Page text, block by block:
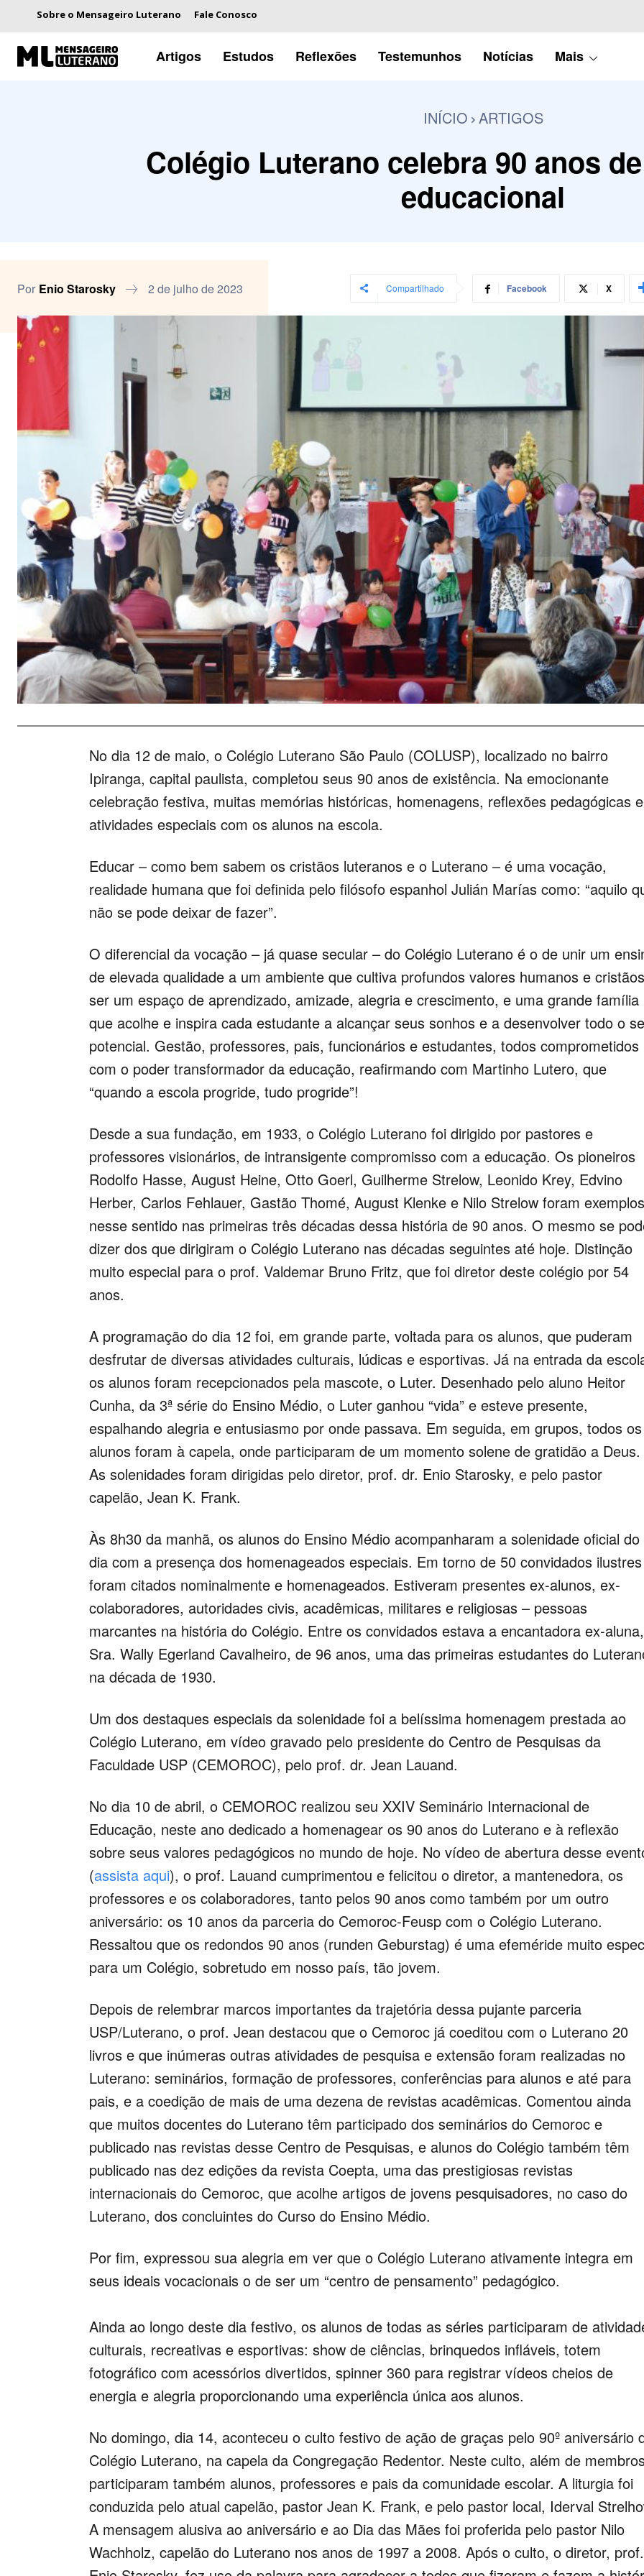
Sobre o Mensageiro Luterano Fale Conosco
Artigos Estudos Reflexões Testemunhos Notícias Mais
INÍCIO ARTIGOS
Colégio Luterano celebra 90 anos
educacional
Por Enio Starosky 2 de julho de 2023 Compartilhado Facebook X
No dia 12 de maio, o Colégio Luterano São Paulo (COLUSP), localizado no bairro
Ipiranga, capital paulista, completou seus 90 anos de existência. Na emocionante
celebração festiva, muitas memórias históricas, homenagens, reflexões pedagógicas e
atividades especiais com os alunos na escola.
Educar – como bem sabem os cristãos luteranos e o Luterano – é uma vocação,
realidade humana que foi definida pelo filósofo espanhol Julián Marías como: “aquilo
não se pode deixar de fazer”.
O diferencial da vocação – já quase secular – do Colégio Luterano é o de unir um
de elevada qualidade a um ambiente que cultiva profundos valores humanos e
ser um espaço de aprendizado, amizade, alegria e crescimento, e uma grande família
que acolhe e inspira cada estudante a alcançar seus sonhos e a desenvolver todo o
potencial. Gestão, professores, pais, funcionários e estudantes, todos comprometidos
com o poder transformador da educação, reafirmando com Martinho Lutero, que
“quando a escola progride, tudo progride”!
Desde a sua fundação, em 1933, o Colégio Luterano foi dirigido por pastores e
professores visionários, de intransigente compromisso com a educação. Os pioneiros
Rodolfo Hasse, August Heine, Otto Goerl, Guilherme Strelow, Leonido Krey, Edvino
Herber, Carlos Fehlauer, Gastão Thomé, August Klenke e Nilo Strelow foram exemplos
nesse sentido nas primeiras três décadas dessa história de 90 anos. O mesmo se
dizer dos que dirigiram o Colégio Luterano nas décadas seguintes até hoje. Distinção
muito especial para o prof. Valdemar Bruno Fritz, que foi diretor deste colégio por 54
anos.
A programação do dia 12 foi, em grande parte, voltada para os alunos, que puderam
desfrutar de diversas atividades culturais, lúdicas e esportivas. Já na entrada da
os alunos foram recepcionados pela mascote, o Luter. Desenhado pelo aluno Heitor
Cunha, da 3ª série do Ensino Médio, o Luter ganhou “vida” e esteve presente,
espalhando alegria e entusiasmo por onde passava. Em seguida, em grupos, todos os
alunos foram à capela, onde participaram de um momento solene de gratidão a Deus.
As solenidades foram dirigidas pelo diretor, prof. dr. Enio Starosky, e pelo pastor
capelão, Jean K. Frank.
Às 8h30 da manhã, os alunos do Ensino Médio acompanharam a solenidade oficial do
dia com a presença dos homenageados especiais. Em torno de 50 convidados ilustres
foram citados nominalmente e homenageados. Estiveram presentes ex-alunos, ex-
colaboradores, autoridades civis, acadêmicas, militares e religiosas – pessoas
marcantes na história do Colégio. Entre os convidados estava a encantadora ex-aluna,
Sra. Wally Egerland Cavalheiro, de 96 anos, uma das primeiras estudantes do
na década de 1930.
Um dos destaques especiais da solenidade foi a belíssima homenagem prestada ao
Colégio Luterano, em vídeo gravado pelo presidente do Centro de Pesquisas da
Faculdade USP (CEMOROC), pelo prof. dr. Jean Lauand.
No dia 10 de abril, o CEMOROC realizou seu XXIV Seminário Internacional de
Educação, neste ano dedicado a homenagear os 90 anos do Luterano e à reflexão
sobre seus valores pedagógicos no mundo de hoje. No vídeo de abertura desse
(assista aqui), o prof. Lauand cumprimentou e felicitou o diretor, a mantenedora, os
professores e os colaboradores, tanto pelos 90 anos como também por um outro
aniversário: os 10 anos da parceria do Cemoroc-Feusp com o Colégio Luterano.
Ressaltou que os redondos 90 anos (runden Geburstag) é uma efeméride muito
para um Colégio, sobretudo em nosso país, tão jovem.
Depois de relembrar marcos importantes da trajetória dessa pujante parceria
USP/Luterano, o prof. Jean destacou que o Cemoroc já coeditou com o Luterano 20
livros e que inúmeras outras atividades de pesquisa e extensão foram realizadas no
Luterano: seminários, formação de professores, conferências para alunos e até para
pais, e a coedição de mais de uma dezena de revistas acadêmicas. Comentou ainda
que muitos docentes do Luterano têm participado dos seminários do Cemoroc e
publicado nas revistas desse Centro de Pesquisas, e alunos do Colégio também têm
publicado nas dez edições da revista Coepta, uma das prestigiosas revistas
internacionais do Cemoroc, que acolhe artigos de jovens pesquisadores, no caso do
Luterano, dos concluintes do Curso do Ensino Médio.
Por fim, expressou sua alegria em ver que o Colégio Luterano ativamente integra em
seus ideais vocacionais o de ser um “centro de pensamento” pedagógico.
Ainda ao longo deste dia festivo, os alunos de todas as séries participaram de
culturais, recreativas e esportivas: show de ciências, brinquedos infláveis, totem
fotográfico com acessórios divertidos, spinner 360 para registrar vídeos cheios de
energia e alegria proporcionando uma experiência única aos alunos.
No domingo, dia 14, aconteceu o culto festivo de ação de graças pelo 90º aniversário
Colégio Luterano, na capela da Congregação Redentor. Neste culto, além de
participaram também alunos, professores e pais da comunidade escolar. A liturgia foi
conduzida pelo atual capelão, pastor Jean K. Frank, e pelo pastor local, Iderval
A mensagem alusiva ao aniversário e ao Dia das Mães foi proferida pelo pastor Nilo
Wachholz, capelão do Luterano nos anos de 1997 a 2008. Após o culto, o diretor, prof.